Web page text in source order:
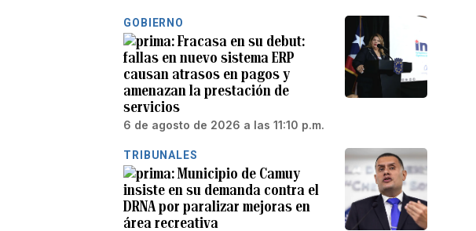
GOBIERNO
Fracasa en su debut:
fallas en nuevo sistema ERP
causan atrasos en pagos y
amenazan la prestación de
servicios
6 de agosto de 2026 a las 11:10 p.m.
TRIBUNALES
Municipio de Camuy
insiste en su demanda contra el
DRNA por paralizar mejoras en
área recreativa